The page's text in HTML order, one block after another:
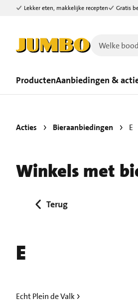
Ga naar zoeken
Ga naar hoofdinhoud
Lekker eten, makkelijke recepten Gratis
ProductenAanbiedingen &
Acties Bieraanbiedingen E
Winkels met
Terug
E
Echt Plein de Valk